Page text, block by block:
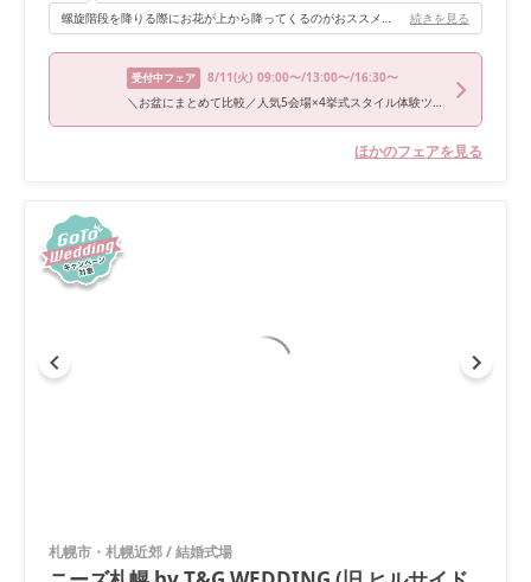
螺旋階段を降りる際にお花が上から降ってくるのがおススメポイントです！ 続きを見る
受付中フェア 8/11(火) 09:00〜/13:00〜/16:30〜
＼お盆にまとめて比較／人気5会場×4挙式スタイル体験ツアー
ほかのフェアを見る
札幌市・札幌近郊/結婚式場